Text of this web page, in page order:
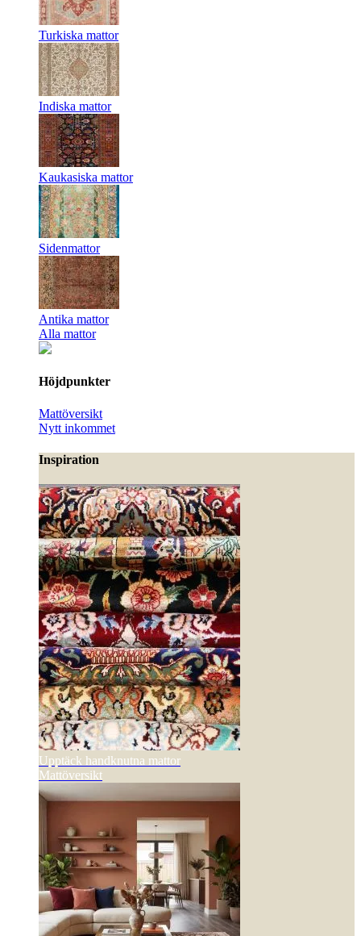
Turkiska mattor
Indiska mattor
Kaukasiska mattor
Sidenmattor
Antika mattor
Alla mattor
Höjdpunkter
Mattöversikt
Nytt inkommet
Inspiration
Upptäck handknutna mattor
Mattöversikt